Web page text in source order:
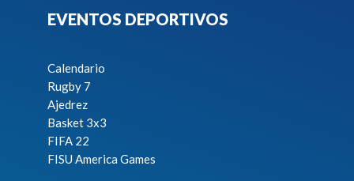
EVENTOS DEPORTIVOS
Calendario
Rugby 7
Ajedrez
Basket 3x3
FIFA 22
FISU America Games